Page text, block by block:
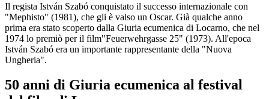
Il regista István Szabó conquistato il successo internazionale con
"Mephisto" (1981), che gli è valso un Oscar. Già qualche anno
prima era stato scoperto dalla Giuria ecumenica di Locarno, che nel
1974 lo premiò per il film"Feuerwehrgasse 25" (1973). All'epoca
István Szabó era un importante rappresentante della "Nuova
Ungheria".
50 anni di Giuria ecumenica al festival